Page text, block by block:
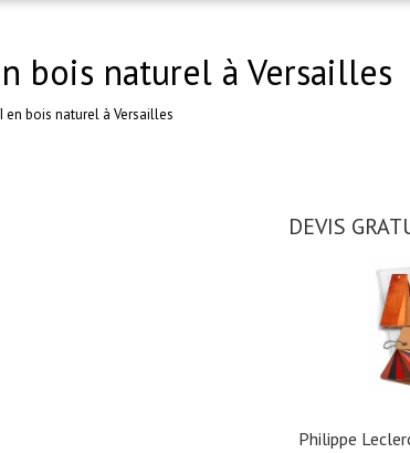
bois naturel à Versailles
en bois naturel à Versailles
DEVIS
Philippe